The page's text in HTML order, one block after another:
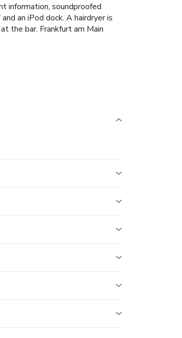
information, soundproofed
an iPod dock. A hairdryer is
the bar. Frankfurt am Main